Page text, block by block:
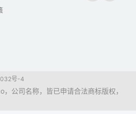
号-4
公司名称，皆已申请合法商标版权，